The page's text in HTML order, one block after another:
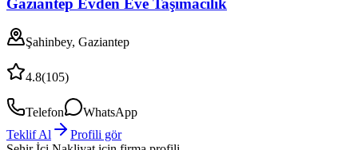
Gaziantep Evden Eve Taşımacılık
Şahinbey, Gaziantep
4.8(105)
Telefon
WhatsApp
Teklif Al
Profili gör